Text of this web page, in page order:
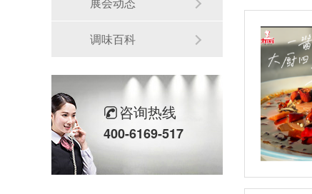
调味百科
咨询热线
400-6169-517